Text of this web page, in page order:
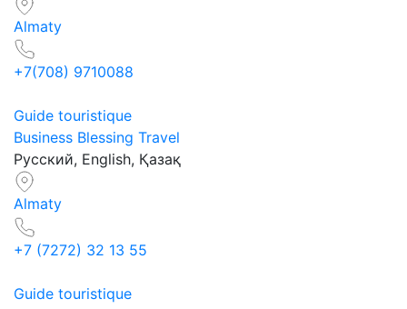
Almaty
+7(708) 9710088
Guide touristique
Business Blessing Travel
Русский, English, Қазақ
Almaty
+7 (7272) 32 13 55
Guide touristique